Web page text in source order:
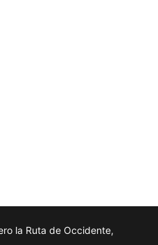
la Ruta de Occidente,